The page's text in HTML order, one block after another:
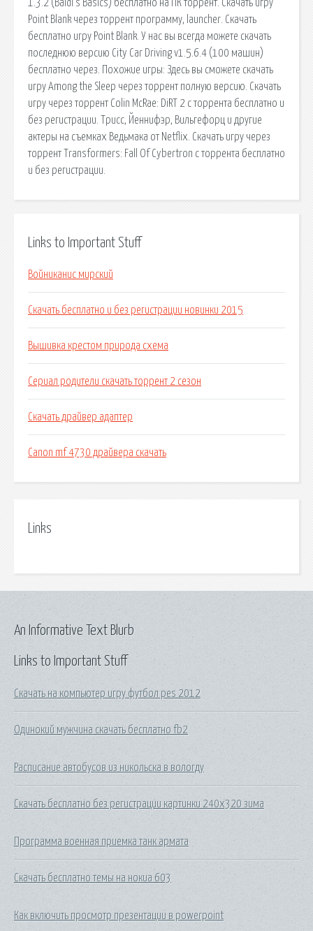
1.3.2 (Baldi's Basics) бесплатно на ПК торрент. Скачать игру
Point Blank через торрент программу, launcher. Скачать
бесплатно игру Point Blank. У нас вы всегда можете скачать
последнюю версию City Car Driving v1.5.6.4 (100 машин)
бесплатно через. Похожие игры: Здесь вы сможете скачать
игру Among the Sleep через торрент полную версию. Скачать
игру через торрент Colin McRae: DiRT 2 с торрента бесплатно и
без регистрации. Трисс, Йеннифэр, Вильгефорц и другие
актеры на съемках Ведьмака от Netflix. Скачать игру через
торрент Transformers: Fall Of Cybertron с торрента бесплатно
и без регистрации.
Links to Important Stuff
Войниканис мирский
Скачать бесплатно и без регистрации новинки 2015
Вышивка крестом природа схема
Сериал родители скачать торрент 2 сезон
Скачать драйвер адаптер
Canon mf 4730 драйвера скачать
Links
Links to Important Stuff
Скачать на компьютер игру футбол pes 2012
Одинокий мужчина скачать бесплатно fb2
Расписание автобусов из никольска в вологду
Скачать бесплатно без регистрации картинки 240х320 зима
Программа военная приемка танк армата
Скачать бесплатно темы на нокиа 603
Как включить просмотр презентации в powerpoint
An Informative Text Blurb